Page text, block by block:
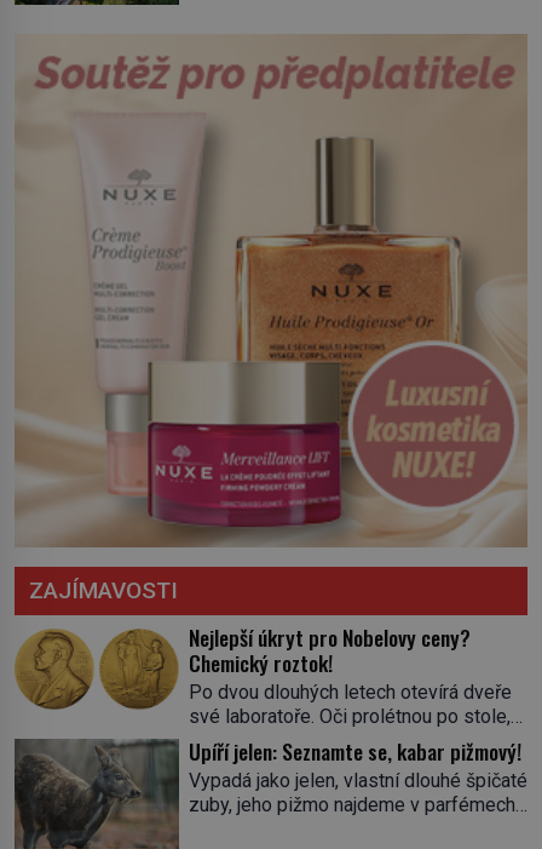
tiára,“ zhodnotil klenot britský politik Sir
Henry Channon (1897–1958), když si […]
jednat. Na další případné řádění barbarů
z východu se chce pečlivě připravit!
Český král Václav I. (1205–1253) přijme
ZAJÍMAVOSTI
Nejlepší úkryt pro Nobelovy ceny?
Chemický roztok!
Po dvou dlouhých letech otevírá dveře
své laboratoře. Oči prolétnou po stole,
aby pak ulpěly na regálu, kde se nachází
všemožné látky. Hledá žluto-oranžovou
tekutinu, jakmile ji zahlédne, nesmírně
se mu uleví. Teď může svůj plán
Upíří jelen: Seznamte se, kabar pižmový!
Vypadá jako jelen, vlastní dlouhé špičaté
zuby, jeho pižmo najdeme v parfémech